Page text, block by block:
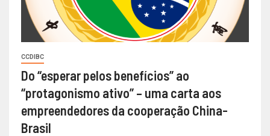
CCDIBC
Do “esperar pelos benefícios” ao
“protagonismo ativo” – uma carta aos
empreendedores da cooperação China-
Brasil